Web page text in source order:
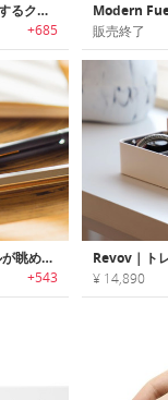
ONE 3｜作業空間で活躍するクラッチペンが収納可能な水平器搭載3面ルーラー「ワンスリー」
+685 販売終了
WYN PEN 1.0｜レフィルが眺められるスプリットボディデザインペン「ウィンペン1.0」
+543 ¥ 14,890